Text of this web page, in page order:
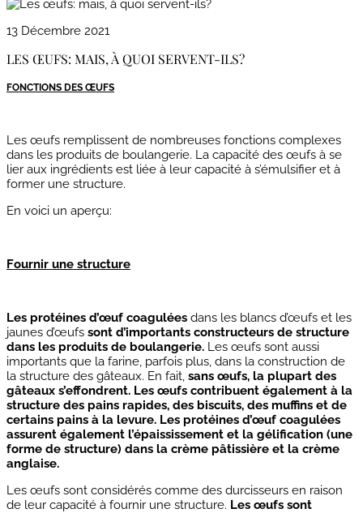
13 Décembre 2021
LES ŒUFS: MAIS, À QUOI SERVENT-ILS?
FONCTIONS DES ŒUFS
Les œufs remplissent de nombreuses fonctions complexes
dans les produits de boulangerie. La capacité des œufs à se
lier aux ingrédients est liée à leur capacité à s’émulsifier et à
former une structure.
En voici un aperçu:
Fournir une structure
Les protéines d’œuf coagulées dans les blancs d’œufs et les
jaunes d’œufs sont d’importants constructeurs de structure
dans les produits de boulangerie. Les œufs sont aussi
importants que la farine, parfois plus, dans la construction de
la structure des gâteaux. En fait, sans œufs, la plupart des
gâteaux s’effondrent. Les œufs contribuent également à la
structure des pains rapides, des biscuits, des muffins et de
certains pains à la levure. Les protéines d’œuf coagulées
assurent également l’épaississement et la gélification (une
forme de structure) dans la crème pâtissière et la crème
anglaise.
Les œufs sont considérés comme des durcisseurs en raison
de leur capacité à fournir une structure. Les œufs sont